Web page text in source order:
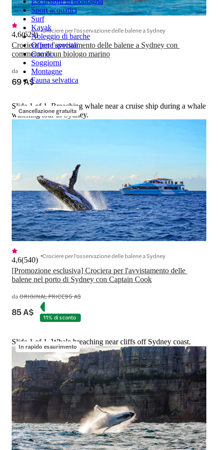
Sport acquatici
Surf
Kayak
Noleggio di barche
Offerte speciali
Combo
Soggiorni
Montagne
Fauna selvatica
Crociera per l'avvistamento delle balene a Sydney con
commento di un biologo marino
4,6(623) Crociere per l'osservazione delle balene a Sydney
da
69 A$
Cancellazione gratuita
Slide 1 of 1, Breaching whale near a cruise ship during a whale
watching tour in Sydney.
[Promozione esclusiva] Crociera per l'avvistamento delle
balene nel porto di Sydney con Captain Cook
4,6(540) Crociere per l'osservazione delle balene a Sydney
daORIGINAL PRICE95 A$
85 A$ 11% di sconto
In rapido esaurimento
Slide 1 of 1, Whale breaching near cliffs off Sydney coast.